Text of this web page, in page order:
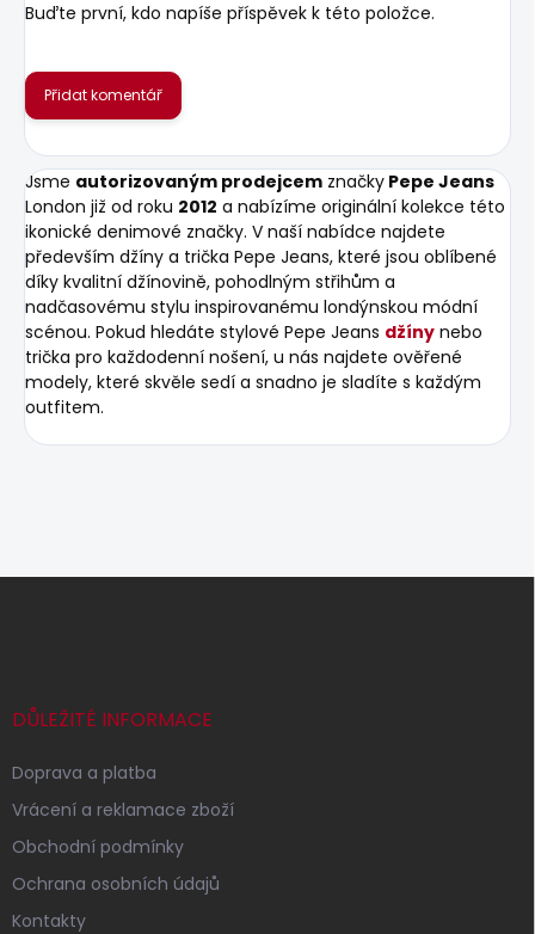
Buďte první, kdo napíše příspěvek k této položce.
Přidat komentář
Jsme autorizovaným prodejcem značky Pepe Jeans
London již od roku 2012 a nabízíme originální kolekce této
ikonické denimové značky. V naší nabídce najdete
především džíny a trička Pepe Jeans, které jsou oblíbené
díky kvalitní džínovině, pohodlným střihům a
nadčasovému stylu inspirovanému londýnskou módní
scénou. Pokud hledáte stylové Pepe Jeans džíny nebo
trička pro každodenní nošení, u nás najdete ověřené
modely, které skvěle sedí a snadno je sladíte s každým
outfitem.
Z
DŮLEŽITÉ INFORMACE
Doprava a platba
Vrácení a reklamace zboží
Obchodní podmínky
Ochrana osobních údajů
Kontakty